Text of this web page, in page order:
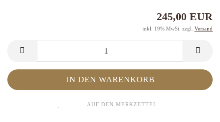
245,00 EUR
inkl. 19% MwSt. zzgl. Versand
AUF DEN MERKZETTEL